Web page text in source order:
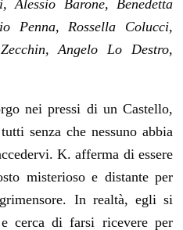
Alessio Barone, Benedetta
Penna, Rossella Colucci,
Angelo Lo Destro,
nei pressi di un Castello,
senza che nessuno abbia
K. afferma di essere
misterioso e distante per
In realtà, egli si
cerca di farsi ricevere per